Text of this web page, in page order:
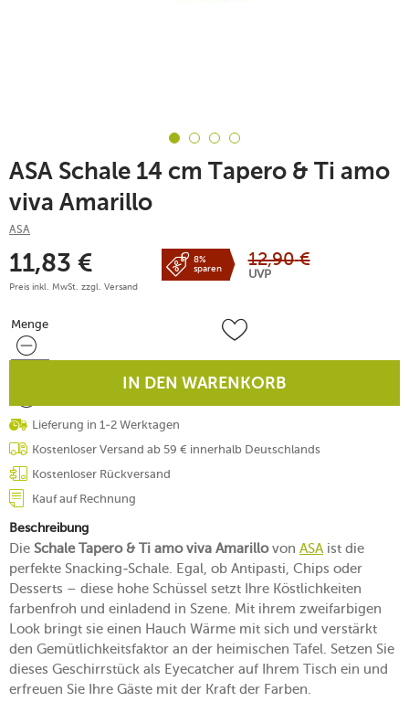
ASA Schale 14 cm Tapero & Ti amo
viva Amarillo
ASA
11,83 €
Preis inkl. MwSt. zzgl. Versand
8%
sparen
12,90 €
UVP
Menge
Menge
IN DEN WARENKORB
Lieferung in 1-2 Werktagen
Kostenloser Versand ab 59 € innerhalb Deutschlands
Kostenloser Rückversand
Kauf auf Rechnung
Beschreibung
Die Schale Tapero & Ti amo viva Amarillovon ASAist die
perfekte Snacking-Schale. Egal, ob Antipasti, Chips oder
Desserts – diese hohe Schüssel setzt Ihre Köstlichkeiten
farbenfroh und einladend in Szene. Mit ihrem zweifarbigen
Look bringt sie einen Hauch Wärme mit sich und verstärkt
den Gemütlichkeitsfaktor an der heimischen Tafel. Setzen Sie
dieses Geschirrstück als Eyecatcher auf Ihrem Tisch ein und
erfreuen Sie Ihre Gäste mit der Kraft der Farben.